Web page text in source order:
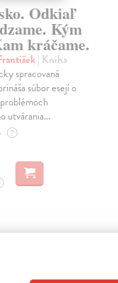
Odkiaľ
Kým
kráčame.
| Kniha
spracovaná
súbor esejí o
utvárania...
?